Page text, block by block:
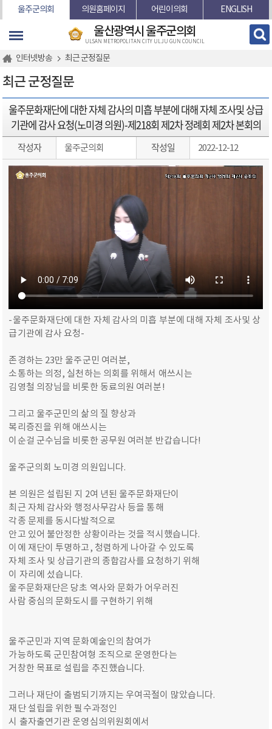
본문바로가기
울주군의회 의원홈페이지 어린이의회 ENGLISH
울산광역시 울주군의회
ULSAN METROPOLITAN CITY ULJU GUN COUNCIL
인터넷방송 최근 군정질문
최근 군정질문
울주문화재단에 대한 자체 감사의 미흡 부분에 대해 자체 조사및 상급
기관에 감사 요청(노미경 의원)-제218회 제2차 정례회 제2차 본회의
작성자 울주군의회 작성일 2022-12-12
-울주문화재단에 대한 자체 감사의 미흡 부분에 대해 자체 조사및 상
급기관에 감사 요청-
존경하는 23만 울주군민 여러분,
소통하는 의정, 실천하는 의회를 위해서 애쓰시는
김영철 의장님을 비롯한 동료의원 여러분!
그리고 울주군민의 삶의 질 향상과
복리증진을 위해 애쓰시는
이순걸 군수님을 비롯한 공무원 여러분 반갑습니다!
울주군의회 노미경 의원입니다.
본 의원은 설립된 지 2여 년된 울주문화재단이
최근 자체 감사와 행정사무감사 등을 통해
각종 문제를 동시다발적으로
안고 있어 불안정한 상황이라는 것을 적시했습니다.
이에 재단이 투명하고, 청렴하게 나아갈 수 있도록
자체 조사 및 상급기관의 종합감사를 요청하기 위해
이 자리에 섰습니다.
울주문화재단은 당초 역사와 문화가 어우러진
사람 중심의 문화도시를 구현하기 위해
울주군민과 지역 문화예술인의 참여가
가능하도록 군민참여형 조직으로 운영한다는
거창한 목표로 설립을 추진했습니다.
그러나 재단이 출범되기까지는 우여곡절이 많았습니다.
재단 설립을 위한 필수과정인
시 출자출연기관 운영심의위원회에서